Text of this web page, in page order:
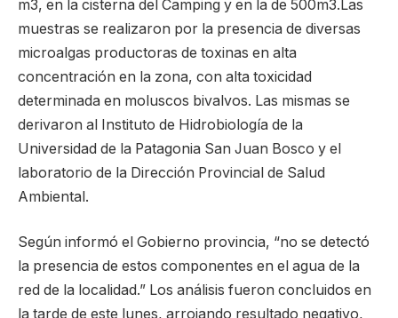
m3, en la cisterna del Camping y en la de 500m3.Las
muestras se realizaron por la presencia de diversas
microalgas productoras de toxinas en alta
concentración en la zona, con alta toxicidad
determinada en moluscos bivalvos. Las mismas se
derivaron al Instituto de Hidrobiología de la
Universidad de la Patagonia San Juan Bosco y el
laboratorio de la Dirección Provincial de Salud
Ambiental.
Según informó el Gobierno provincia, “no se detectó
la presencia de estos componentes en el agua de la
red de la localidad.” Los análisis fueron concluidos en
la tarde de este lunes, arrojando resultado negativo,